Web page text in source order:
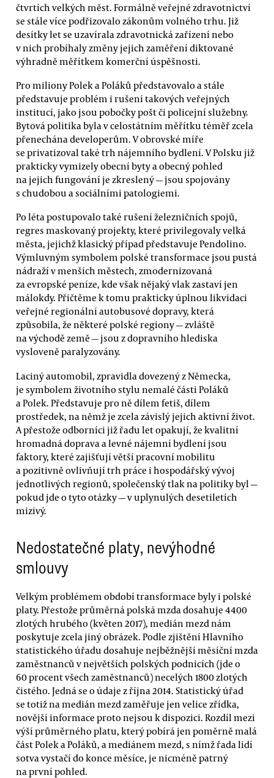
čtvrtích velkých měst. Formálně veřejné zdravotnictví
se stále více podřizovalo zákonům volného trhu. Již
desítky let se uzavírala zdravotnická zařízení nebo
v nich probíhaly změny jejich zaměření diktované
výhradně měřítkem komerční úspěšnosti.
Pro miliony Polek a Poláků představovalo a stále
představuje problém i rušení takových veřejných
institucí, jako jsou pobočky pošt či policejní služebny.
Bytová politika byla v celostátním měřítku téměř zcela
přenechána developerům. V obrovské míře
se privatizoval také trh nájemního bydlení. V Polsku již
prakticky vymizely obecní byty a obecný pohled
na jejich fungování je zkreslený — jsou spojovány
s chudobou a sociálními patologiemi.
Po léta postupovalo také rušení železničních spojů,
regres maskovaný projekty, které privilegovaly velká
města, jejichž klasický případ představuje Pendolino.
Výmluvným symbolem polské transformace jsou pustá
nádraží v menších městech, zmodernizovaná
za evropské peníze, kde však nějaký vlak zastaví jen
málokdy. Přičtěme k tomu prakticky úplnou likvidaci
veřejné regionální autobusové dopravy, která
způsobila, že některé polské regiony — zvláště
na východě země — jsou z dopravního hlediska
vysloveně paralyzovány.
Laciný automobil, zpravidla dovezený z Německa,
je symbolem životního stylu nemalé části Poláků
a Polek. Představuje pro ně dílem fetiš, dílem
prostředek, na němž je zcela závislý jejich aktivní život.
A přestože odborníci již řadu let opakují, že kvalitní
hromadná doprava a levné nájemní bydlení jsou
faktory, které zajišťují větší pracovní mobilitu
a pozitivně ovlivňují trh práce i hospodářský vývoj
jednotlivých regionů, společenský tlak na politiky byl —
pokud jde o tyto otázky — v uplynulých desetiletích
mizivý.
Nedostatečné platy, nevýhodné
smlouvy
Velkým problémem období transformace byly i polské
platy. Přestože průměrná polská mzda dosahuje 4400
zlotých hrubého (květen 2017), medián mezd nám
poskytuje zcela jiný obrázek. Podle zjištění Hlavního
statistického úřadu dosahuje nejběžnější měsíční mzda
zaměstnanců v největších polských podnicích (jde o
60 procent všech zaměstnanců) necelých 1800 zlotých
čistého. Jedná se o údaje z října 2014. Statistický úřad
se totiž na medián mezd zaměřuje jen velice zřídka,
novější informace proto nejsou k dispozici. Rozdíl mezi
výší průměrného platu, který pobírá jen poměrně malá
část Polek a Poláků, a mediánem mezd, s nímž řada lidí
sotva vystačí do konce měsíce, je nicméně patrný
na první pohled.